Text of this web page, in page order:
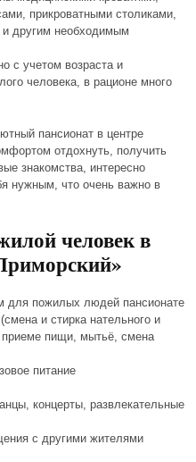
прикроватными столиками,
и другим необходимым
с учетом возраста и
человека, в рационе много
пансионат в центре
отдохнуть, получить
знакомства, интересно
нужным, что очень важно в
человек в
для пожилых людей пансионате
и стирка нательного и
пищи, мытьё, смена
питание
концерты, развлекательные
с другими жителями